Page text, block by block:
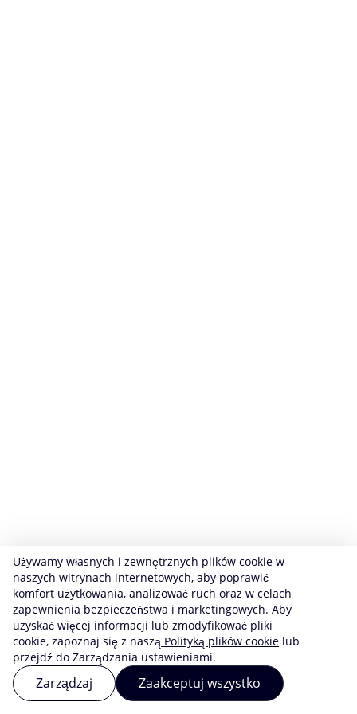
Używamy własnych i zewnętrznych plików cookie w
naszych witrynach internetowych, aby poprawić
komfort użytkowania, analizować ruch oraz w celach
zapewnienia bezpieczeństwa i marketingowych. Aby
uzyskać więcej informacji lub zmodyfikować pliki
cookie, zapoznaj się z naszą Polityką plików cookie lub
przejdź do Zarządzania ustawieniami.
Zarządzaj Zaakceptuj wszystko